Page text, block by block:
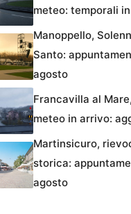
meteo: temporali
Manoppello,
Santo:
agosto
Francavilla al
meteo in arrivo:
Martinsicuro,
storica:
agosto